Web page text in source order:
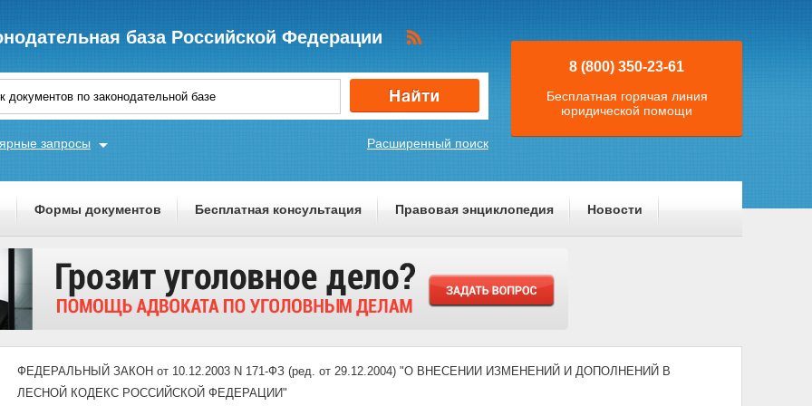
база Российской Федерации
Расширенный поиск
запросы
8 (800) 350-23-61
Бесплатная горячая линия
юридической помощи
Формы документов Бесплатная консультация Правовая энциклопедия Новости
ФЕДЕРАЛЬНЫЙ ЗАКОН от 10.12.2003 N 171-ФЗ (ред. от 29.12.2004) "О ВНЕСЕНИИ ИЗМЕНЕНИЙ И ДОПОЛНЕНИЙ В
ЛЕСНОЙ КОДЕКС РОССИЙСКОЙ ФЕДЕРАЦИИ"